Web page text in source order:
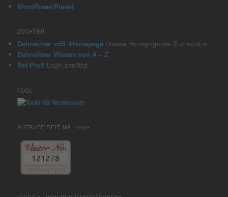
WordPress Planet
ZÜCHTER
Dalmatiner vdS -Homepage Unsere Homepage der Zuchtstätte
Dalmatiner Wissen von A – Z
Pet Profi Login benötigt
TOOL
AUFRUFE SEIT MAI 2009